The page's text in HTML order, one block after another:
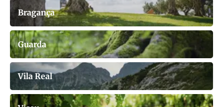
Bragança
Guarda
Vila Real